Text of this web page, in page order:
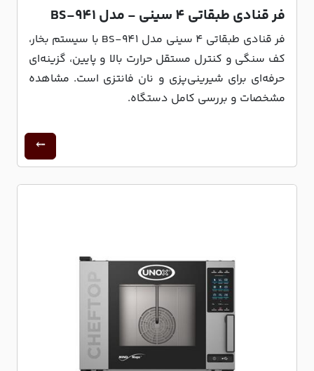
فر قنادی طبقاتی 4 سینی - مدل BS-941
فر قنادی طبقاتی 4 سینی مدل BS-941 با سیستم بخار،
کف سنگی و کنترل مستقل حرارت بالا و پایین، گزینه‌ای
حرفه‌ای برای شیرینی‌پزی و نان فانتزی است. مشاهده
مشخصات و بررسی کامل دستگاه.